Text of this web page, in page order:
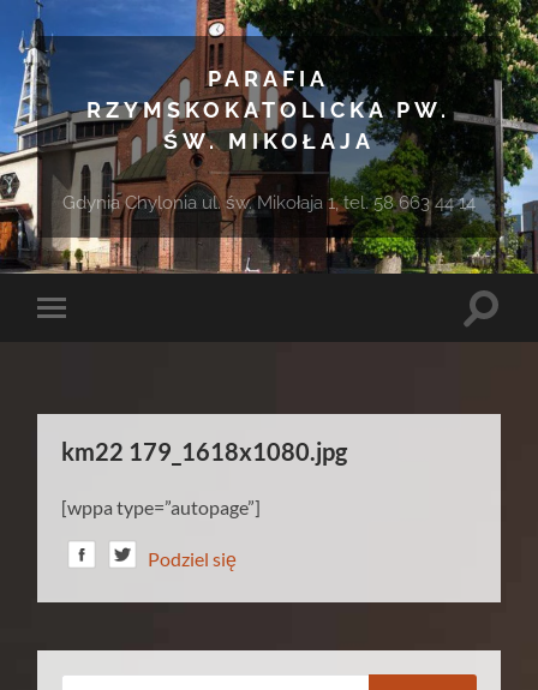
PARAFIA
RZYMSKOKATOLICKA PW.
ŚW. MIKOŁAJA
Gdynia Chylonia ul. św. Mikołaja 1, tel. 58 663 44 14
Toggle
Toggle
km22 179_1618x1080.jpg
[wppa type=”autopage”]
Podziel się